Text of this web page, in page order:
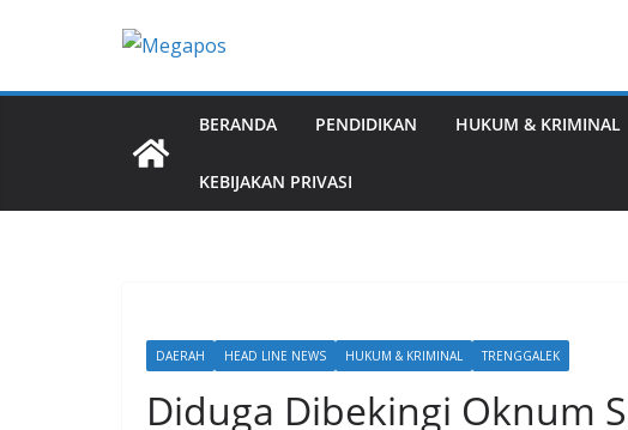
BERANDA PENDIDIKAN HUKUM & KRIMINAL
KEBIJAKAN PRIVASI
DAERAH HEAD LINE NEWS HUKUM & KRIMINAL TRENGGALEK
Diduga Dibekingi Oknum